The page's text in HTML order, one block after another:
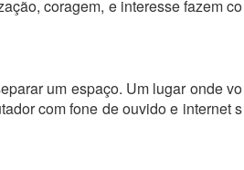
coragem, e interesse fazem co
um espaço. Um lugar onde vo
com fone de ouvido e internet s